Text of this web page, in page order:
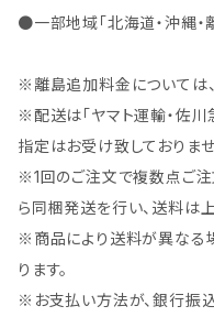
●一部地域「北海道・沖縄
※離島追加料金については
※配送は「ヤマト運輸・佐川
指定はお受け致しておりませ
※1回のご注文で複数点ご注
ら同梱発送を行い、送料は
※商品により送料が異なる
ります。
※お支払い方法が、銀行振込